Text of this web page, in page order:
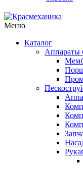
Меню
Каталог
Аппараты